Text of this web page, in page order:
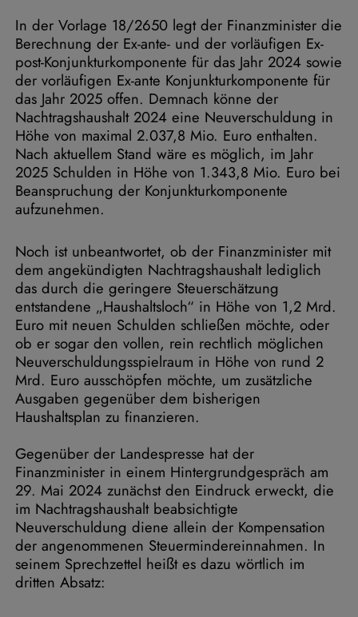
In der Vorlage 18/2650 legt der Finanzminister die
Berechnung der Ex-ante- und der vorläufigen Ex-
post-Konjunkturkomponente für das Jahr 2024 sowie
der vorläufigen Ex-ante Konjunkturkomponente für
das Jahr 2025 offen. Demnach könne der
Nachtragshaushalt 2024 eine Neuverschuldung in
Höhe von maximal 2.037,8 Mio. Euro enthalten.
Nach aktuellem Stand wäre es möglich, im Jahr
2025 Schulden in Höhe von 1.343,8 Mio. Euro bei
Beanspruchung der Konjunkturkomponente
aufzunehmen.
Noch ist unbeantwortet, ob der Finanzminister mit
dem angekündigten Nachtragshaushalt lediglich
das durch die geringere Steuerschätzung
entstandene „Haushaltsloch“ in Höhe von 1,2 Mrd.
Euro mit neuen Schulden schließen möchte, oder
ob er sogar den vollen, rein rechtlich möglichen
Neuverschuldungsspielraum in Höhe von rund 2
Mrd. Euro ausschöpfen möchte, um zusätzliche
Ausgaben gegenüber dem bisherigen
Haushaltsplan zu finanzieren.
Gegenüber der Landespresse hat der
Finanzminister in einem Hintergrundgespräch am
29. Mai 2024 zunächst den Eindruck erweckt, die
im Nachtragshaushalt beabsichtigte
Neuverschuldung diene allein der Kompensation
der angenommenen Steuermindereinnahmen. In
seinem Sprechzettel heißt es dazu wörtlich im
dritten Absatz: